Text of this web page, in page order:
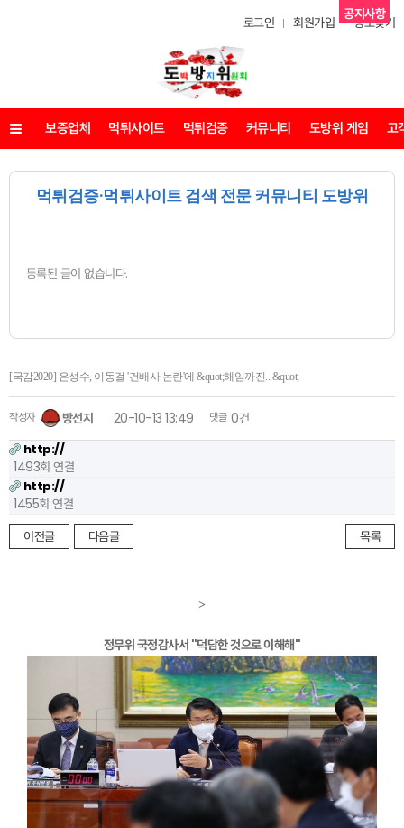
로그인 회원가입 정보찾기
메뉴 보증업체 먹튀사이트 먹튀검증 커뮤니티 도방위 게임 고
먹튀검증·먹튀사이트 검색 전문 커뮤니티 도방위
등록된 글이 없습니다.
공지사항
[국감2020] 은성수, 이동걸 '건배사 논란'에 &quot;해임까진...&quot;
작성자 방선지 20-10-13 13:49 댓글 0건
http://
1493회 연결
http://
1455회 연결
이전글
다음글 목록
>
정무위 국정감사서 "덕담한 것으로 이해해"